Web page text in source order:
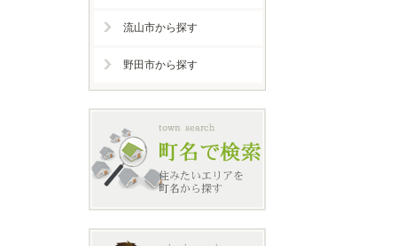
流山市から探す
野田市から探す